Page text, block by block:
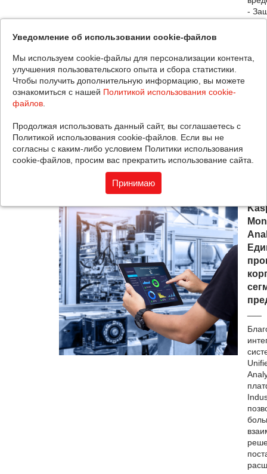
-
-
Уведомление об использовании cookie-файлов
Мы используем cookie-файлы для персонализации контента,
улучшения пользовательского опыта и сбора статистики.
Чтобы получить дополнительную информацию, вы можете
ознакомиться с нашей Политикой использования cookie-
файлов
Продолжая использовать данный сайт, вы соглашаетесь с
Политикой использования cookie-файлов. Если вы не
согласны с каким-либо условием Политики использования
cookie-файлов, просим вас прекратить использование сайта.
Принимаю